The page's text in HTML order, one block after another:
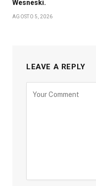
Wesneski.
AGOSTO 5, 2026
LEAVE A REPLY